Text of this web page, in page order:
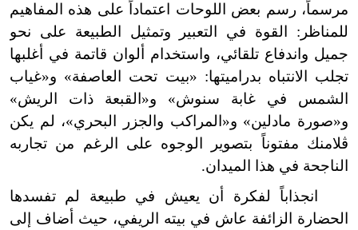
مرسماً، رسم بعض اللوحات اعتماداً على هذه المفاهيم
للمناظر: القوة في التعبير وتمثيل الطبيعة على نحو
جميل واندفاع تلقائي، واستخدام ألوان قاتمة في أغلبها
تجلب الانتباه بدراميتها: «بيت تحت العاصفة» و«غياب
الشمس في غابة سنوش» و«القبعة ذات الريش»
و«صورة مادلين» و«المراكب والجزر البحري»، لم يكن
ڤلامنك مفتوناً بتصوير الوجوه على الرغم من تجاربه
الناجحة في هذا الميدان.
انجذاباً لفكرة أن يعيش في طبيعة لم تفسدها
الحضارة الزائفة عاش في بيته الريفي، حيث أضاف إلى